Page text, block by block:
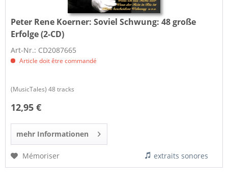
Peter Rene Koerner:Soviel Schwung: 48 große
Erfolge (2-CD)
Art-Nr.: CD2087665
Article doit être commandé
(MusicTales) 48 tracks
12,95 €
mehr Informationen
Mémoriser extraits sonores